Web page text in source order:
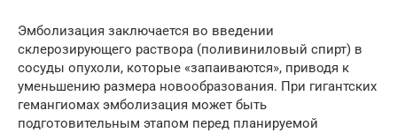
Эмболизация заключается во введении
склерозирующего раствора (поливиниловый спирт) в
сосуды опухоли, которые «запаиваются», приводя к
уменьшению размера новообразования. При гигантских
гемангиомах эмболизация может быть
подготовительным этапом перед планируемой